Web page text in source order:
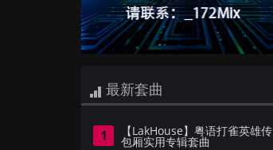
最新套曲
1 【LakHouse】粤语打雀英雄传
包厢实用专辑套曲